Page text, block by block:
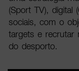
(Sport TV), digital
sociais, com o
targets e recrutar
do desporto.